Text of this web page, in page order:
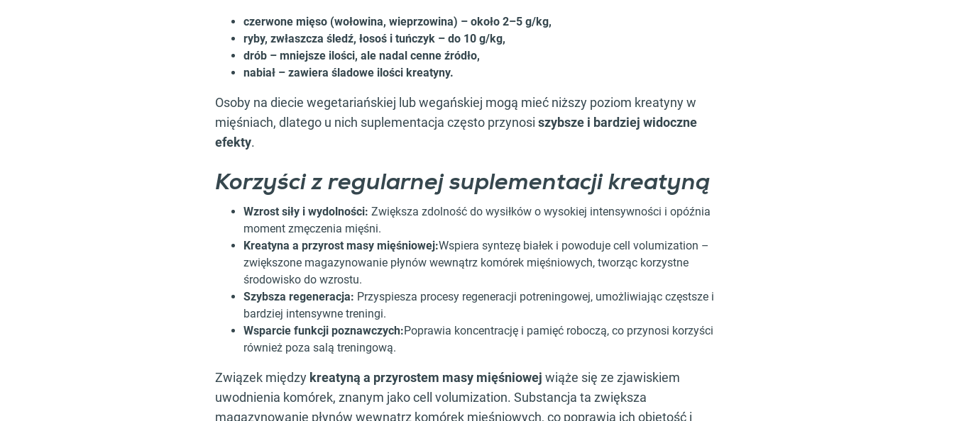
czerwone mięso (wołowina, wieprzowina) – około 2–5 g/kg,
ryby, zwłaszcza śledź, łosoś i tuńczyk – do 10 g/kg,
drób – mniejsze ilości, ale nadal cenne źródło,
nabiał – zawiera śladowe ilości kreatyny.
Osoby na diecie wegetariańskiej lub wegańskiej mogą mieć niższy poziom kreatyny w
mięśniach, dlatego u nich suplementacja często przynosi szybsze i bardziej widoczne
efekty.
Korzyści z regularnej suplementacji kreatyną
Wzrost siły i wydolności: Zwiększa zdolność do wysiłków o wysokiej intensywności i opóźnia
moment zmęczenia mięśni.
Kreatyna a przyrost masy mięśniowej:Wspiera syntezę białek i powoduje cell volumization –
zwiększone magazynowanie płynów wewnątrz komórek mięśniowych, tworząc korzystne
środowisko do wzrostu.
Szybsza regeneracja: Przyspiesza procesy regeneracji potreningowej, umożliwiając częstsze i
bardziej intensywne treningi.
Wsparcie funkcji poznawczych:Poprawia koncentrację i pamięć roboczą, co przynosi korzyści
również poza salą treningową.
Związek między kreatyną a przyrostem masy mięśniowej wiąże się ze zjawiskiem
uwodnienia komórek, znanym jako cell volumization. Substancja ta zwiększa
magazynowanie płynów wewnątrz komórek mięśniowych, co poprawia ich objętość i